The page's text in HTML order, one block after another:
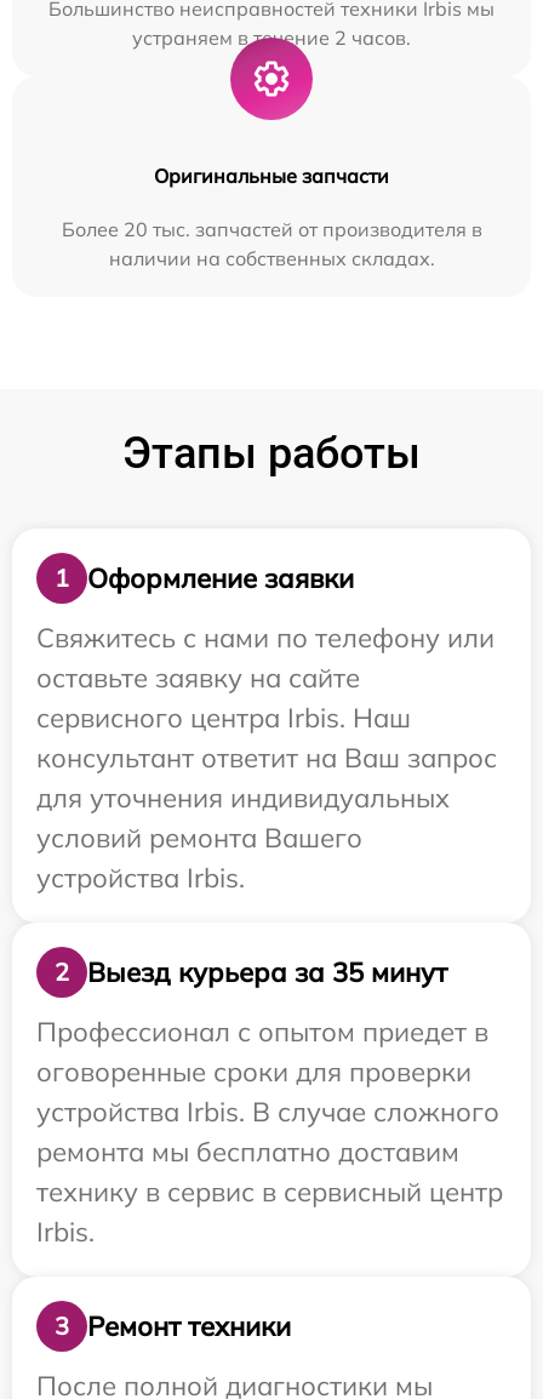
Большинство неисправностей техники Irbis мы
устраняем в течение 2 часов.
Оригинальные запчасти
Более 20 тыс. запчастей от производителя в
наличии на собственных складах.
Этапы работы
1
Оформление заявки
Свяжитесь с нами по телефону или
оставьте заявку на сайте
сервисного центра Irbis. Наш
консультант ответит на Ваш запрос
для уточнения индивидуальных
условий ремонта Вашего
устройства Irbis.
2
Выезд курьера за 35 минут
Профессионал с опытом приедет в
оговоренные сроки для проверки
устройства Irbis. В случае сложного
ремонта мы бесплатно доставим
технику в сервис в сервисный центр
Irbis.
3
Ремонт техники
После полной диагностики мы